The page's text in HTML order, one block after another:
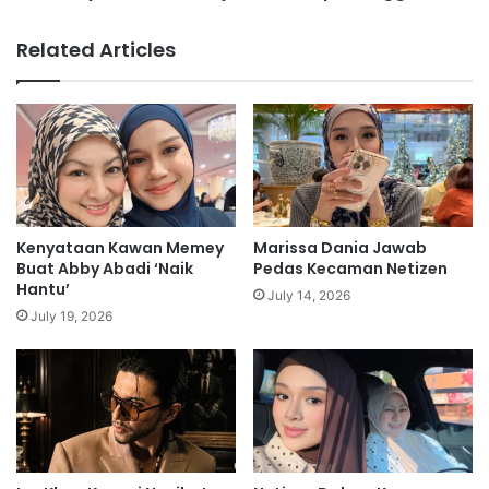
d
i
D
a
r
a
n
M
e
r
e
k
a
j
a
t
d
i
t
i
m
p
a
n
g
g
a
Related Articles
Kenyataan Kawan Memey
Buat Abby Abadi ‘Naik
Hantu’
July 19, 2026
Marissa Dania Jawab
Pedas Kecaman Netizen
July 14, 2026